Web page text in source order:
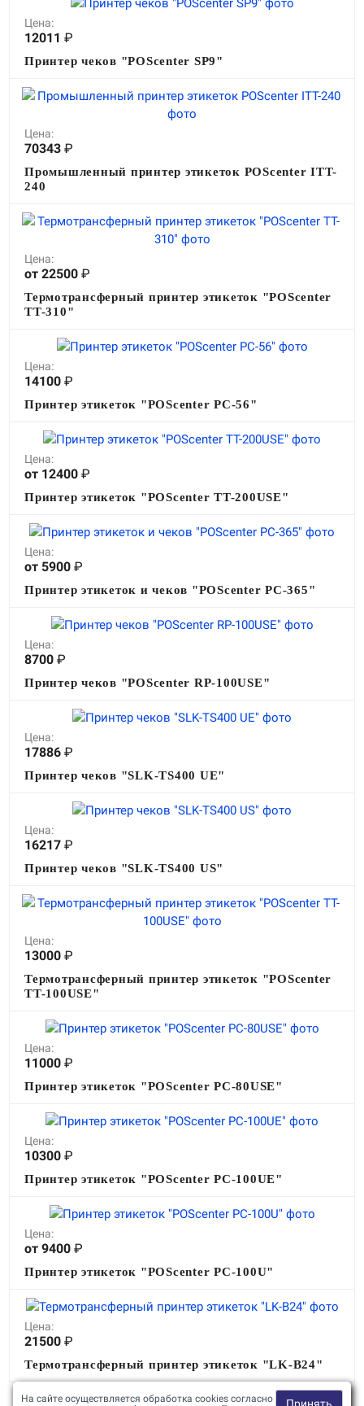
Цена:
12011 ₽
Принтер чеков "POScenter SP9"
Цена:
70343 ₽
Промышленный принтер этикеток POScenter ITT-
240
Цена:
от 22500 ₽
Термотрансферный принтер этикеток "POScenter
TT-310"
Цена:
14100 ₽
Принтер этикеток "POScenter PC-56"
Цена:
от 12400 ₽
Принтер этикеток "POScenter TT-200USE"
Цена:
от 5900 ₽
Принтер этикеток и чеков "POScenter PC-365"
Цена:
8700 ₽
Принтер чеков "POScenter RP-100USE"
Цена:
17886 ₽
Принтер чеков "SLK-TS400 UE"
Цена:
16217 ₽
Принтер чеков "SLK-TS400 US"
Цена:
13000 ₽
Термотрансферный принтер этикеток "POScenter
TT-100USE"
Цена:
11000 ₽
Принтер этикеток "POScenter PC-80USE"
Цена:
10300 ₽
Принтер этикеток "POScenter PC-100UE"
Цена:
от 9400 ₽
Принтер этикеток "POScenter PC-100U"
Цена:
21500 ₽
Термотрансферный принтер этикеток "LK-B24"
На сайте осуществляется обработка cookies согласно